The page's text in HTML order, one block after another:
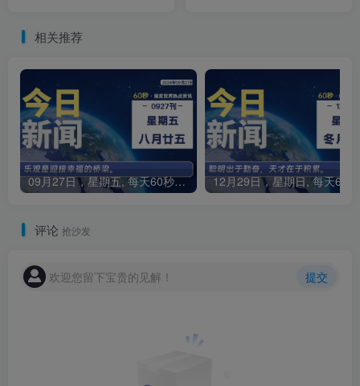
相关推荐
09月27日，星期五, 每天60秒读懂全世界！
评论 抢沙发
欢迎您留下宝贵的见解！ 提交